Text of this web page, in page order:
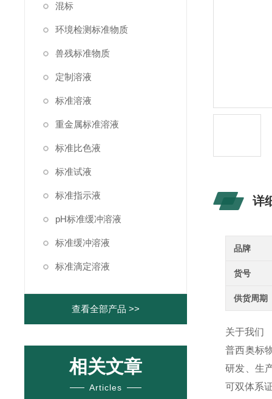
混标
环境检测标准物质
兽残标准物质
定制溶液
标准溶液
重金属标准溶液
标准比色液
标准试液
标准指示液
pH标准缓冲溶液
标准缓冲溶液
标准滴定溶液
查看全部产品 >>
相关文章
Articles
详
品牌
货号
供货周期
关于我们
普西奥标
研发、生
可双体系